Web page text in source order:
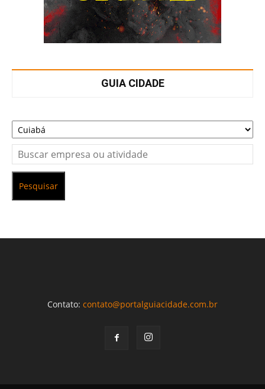
GUIA CIDADE
Pesquisar
Contato: contato@portalguiacidade.com.br